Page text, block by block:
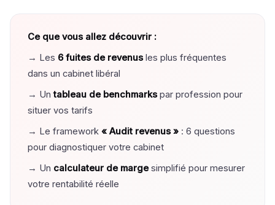
Ce que vous allez découvrir :
→ Les 6 fuites de revenusles plus fréquentes
dans un cabinet libéral
→ Untableau de benchmarkspar profession pour
situer vos tarifs
→ Le framework « Audit revenus » : 6 questions
pour diagnostiquer votre cabinet
→ Un calculateur de margesimplifié pour mesurer
votre rentabilité réelle